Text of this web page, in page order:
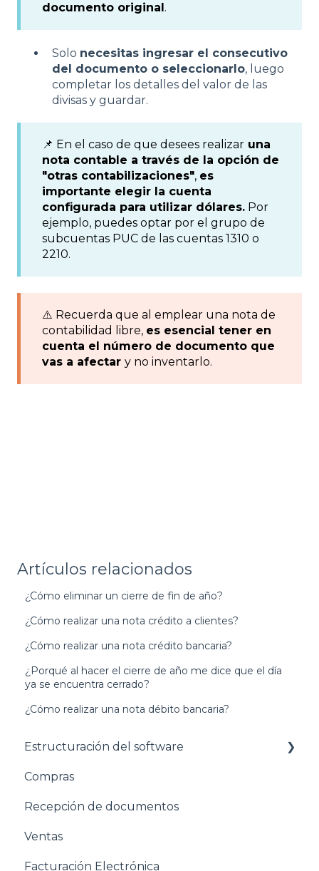
documento original.
Solo necesitas ingresar el consecutivo
del documento o seleccionarlo, luego
completar los detalles del valor de las
divisas y guardar.
📌 En el caso de que desees realizar una
nota contable a través de la opción de
"otras contabilizaciones", es
importante elegir la cuenta
configurada para utilizar dólares. Por
ejemplo, puedes optar por el grupo de
subcuentas PUC de las cuentas 1310 o
2210.
⚠️ Recuerda que al emplear una nota de
contabilidad libre, es esencial tener en
cuenta el número de documento que
vas a afectar y no inventarlo.
Artículos relacionados
¿Cómo eliminar un cierre de fin de año?
¿Cómo realizar una nota crédito a clientes?
¿Cómo realizar una nota crédito bancaria?
¿Porqué al hacer el cierre de año me dice que el día
ya se encuentra cerrado?
¿Cómo realizar una nota débito bancaria?
Estructuración del software
Pasos para configurar tu empresa
Estructuración General
Estructuración Contabilidad
Estructuración Compras
Compras
Recepción de documentos
Ventas
Facturación Electrónica